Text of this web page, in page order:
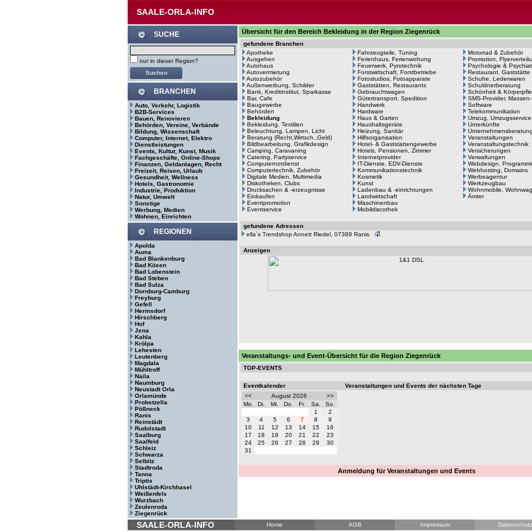
SAALE-ORLA-INFO
SUCHE
nur in dieser Region?
BRANCHEN
Auto, Verkehr, Logistik
B2B-Services
Bauen, Renovieren
Behörden, Vereine, Verbände
Bildung, Wissenschaft
Computer, Internet, Elektro
Dienstleistungen
Events, Kultur, Kunst, Musik
Fachgeschäfte, Online-Shops
Finanzen, Geldanlagen, Recht
Freizeit, Reisen, Urlaub
Gesundheit, Wellness
Hotels, Gastronomie
Industrie, Produktion
Natur, Umwelt
Sonstige
Werbung, Medien
Wohnen, Einrichten
REGIONEN
Apolda
Auma
Bad Blankenburg
Bad Kösen
Bad Lobenstein
Bad Steben
Bad Sulza
Dornburg-Camburg
Freyburg
Gefell
Hermsdorf
Hirschberg
Hof
Jena
Kahla
Krölpa
Lehesten
Leutenberg
Magdala
Mühltroff
Naila
Naumburg
Neustadt Orla
Orlamünde
Probstzella
Pößneck
Ranis
Reinstädt
Rudolstadt
Saalburg
Saalfeld
Schleiz
Schwarza
Selbitz
Stadtroda
Tanna
Triptis
Uhlstädt-Kirchhasel
Weißenfels
Wurzbach
Zeulenroda
Ziegenrück
Übersicht für den Bereich Bekleidung in der Region Ziegenrück
gefundene Branchen
Apotheke
Ausgehen
Autohaus
Autovermietung
Autozubehör
Außenwerbung, Schilder
Bank, Kreditinstitut, Sparkasse
Bar, Cafe
Baugewerbe
Behörden
Bekleidung
Bekleidung, Textilien
Beleuchtung, Lampen, Licht
Beratung (Recht,Wirtsch.,Geld)
Bildbearbeitung, Grafikdesign
Camping, Caravaning
Catering, Partyservice
Computernotdienst
Computertechnik, Zubehör
Digitale Medien, Multimedia
Diskotheken, Clubs
Drucksachen & -erzeugnisse
Einkaufen
Eventpromotion
Eventservice
Fahrzeugteile, Tuning
Ferienhaus, Ferienwohung
Feuerwerk, Pyrotechnik
Forstwirtschaft, Forstbetriebe
Fotostudios, Fotoapparate
Gaststätten, Restaurants
Gebrauchtwagen
Gütertransport, Spedition
Handwerk
Hardware
Haus & Garten
Haushaltsgeräte
Heizung, Sanitär
Hilfsorganisation
Hotel- & Gaststättengewerbe
Hotels, Pensionen, Zimmer
Internetprovider
IT-Dienste, EDV-Dienste
Kommunikationstechnik
Kosmetik
Kunst
Ladenbau & -einrichtungen
Landwirtschaft
Maschinenbau
Mobildiscothek
Motorrad & Zubehör
Promotion,
Psychologie &
Restaurant, Gaststätte
Schuhe, Lederwaren
Schuldnerberatung
Schönheit &
SMS-Provider,
Software
Telekommunikation
Umzug, Umzugsservice
Unterkünfte
Unternehmensberatung
Veranstaltungen
Veranstaltungstechnik
Versicherungen
Verwaltungen
Webdesign,
Webhosting, Domains
Werbeagentur
Werkzeugbau
Wohnmobile,
Ämter
gefundene Adressen
ella`s Trendshop Annett Riedel, 07389 Ranis
Anzeigen
Veranstaltungs- und Event-Übersicht für die Region Ziegenrück
TOP-EVENTS
Eventkalender
Veranstaltungen und Events der nächsten Tage
<<
August 2026
>>
Mo.
Di. Mi. Do. Fr. Sa.
So.
1
2
3
4 5 6 7 8
9
10
11 12 13 14 15
16
17
18 19 20 21 22
23
24
25 26 27 28 29
30
31
Anmeldung für Veranstaltungen und Events
SAALE-ORLA-INFO Home AGB Impressum Datenschutz